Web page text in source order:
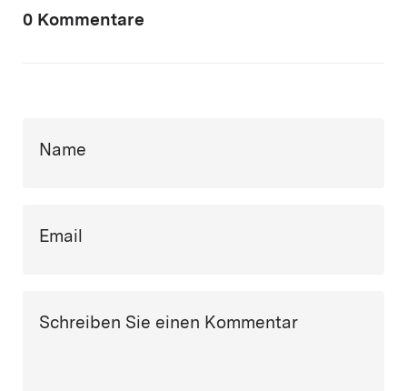
0 Kommentare
Name
Email
Schreiben Sie einen Kommentar